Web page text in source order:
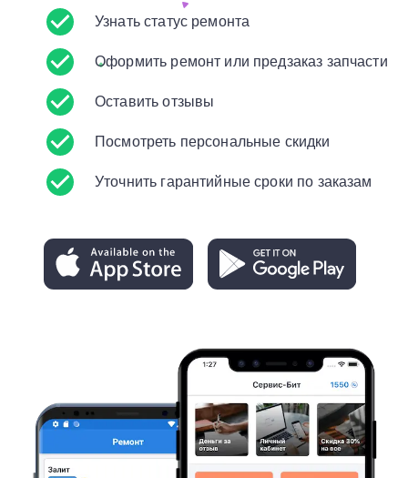
Узнать статус ремонта
Оформить ремонт или предзаказ запчасти
Оставить отзывы
Посмотреть персональные скидки
Уточнить гарантийные сроки по заказам